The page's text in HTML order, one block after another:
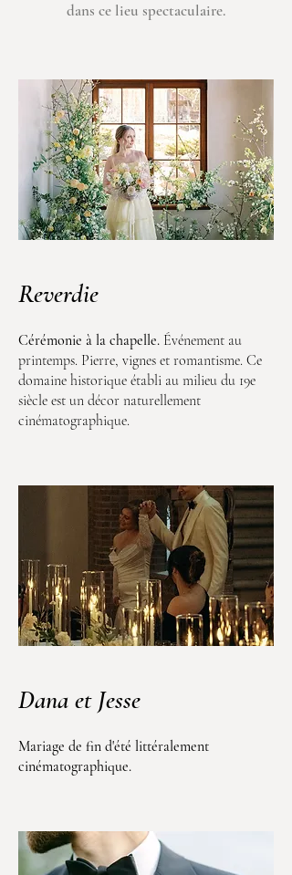
dans ce lieu spectaculaire.
Reverdie
Cérémonie à la chapelle. Événement au
printemps. Pierre, vignes et romantisme. Ce
domaine historique établi au milieu du 19e
siècle est un décor naturellement
cinématographique.
Dana et Jesse
Mariage de fin d'été littéralement
cinématographique.